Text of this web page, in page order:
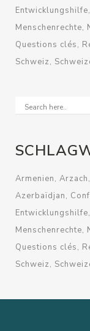
Entwicklungshilfe
Menschenrechte
Questions clés
Schweiz
Armenien Arzach
Azerbaïdjan
Entwicklungshilfe
Menschenrechte
Questions clés
Schweiz